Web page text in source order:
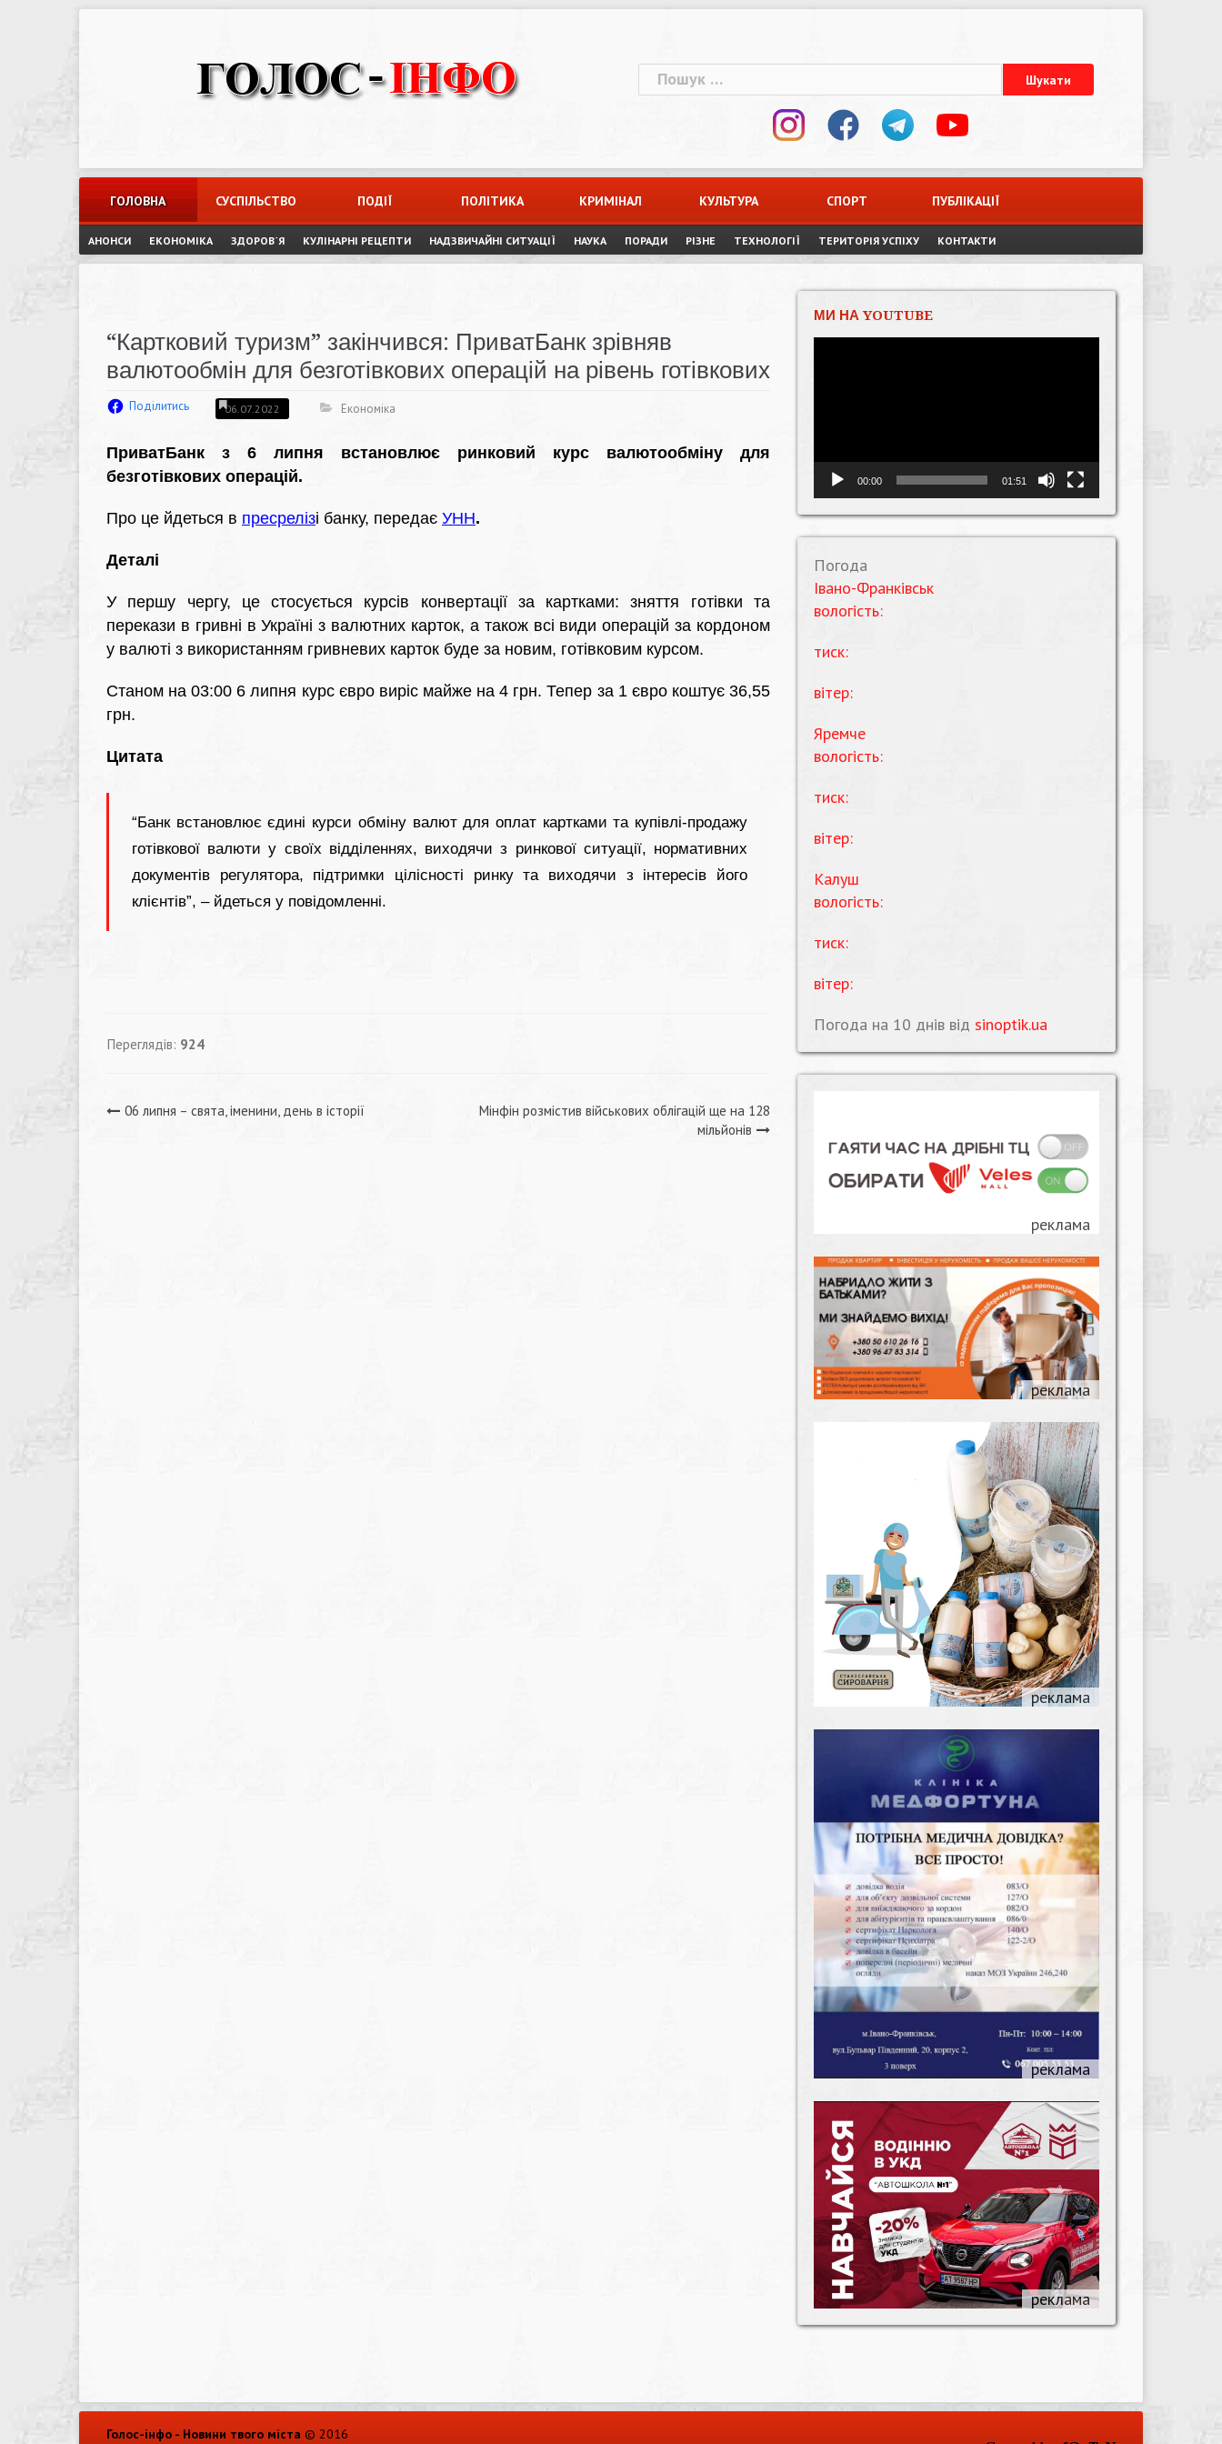
Пошук:
ГОЛОВНА СУСПІЛЬСТВО ПОДІЇ ПОЛІТИКА КРИМІНАЛ КУЛЬТУРА СПОРТ ПУБЛІКАЦІЇ
АНОНСИ ЕКОНОМІКА ЗДОРОВ`Я КУЛІНАРНІ РЕЦЕПТИ НАДЗВИЧАЙНІ СИТУАЦІЇ НАУКА ПОРАДИ РІЗНЕ ТЕХНОЛОГІЇ ТЕРИТОРІЯ УСПІХУ КОНТАКТИ
“Картковий туризм” закінчився: ПриватБанк зрівняв
валютообмін для безготівкових операцій на рівень готівкових
Поділитись 06.07.2022 Економіка
ПриватБанк з 6 липня встановлює ринковий курс валютообміну для
безготівкових операцій.
Про це йдеться в пресрелізі банку, передає УНН.
Деталі
У першу чергу, це стосується курсів конвертації за картками: зняття готівки та
перекази в гривні в Україні з валютних карток, а також всі види операцій за кордоном
у валюті з використанням гривневих карток буде за новим, готівковим курсом.
Станом на 03:00 6 липня курс євро виріс майже на 4 грн. Тепер за 1 євро коштує 36,55
грн.
Цитата
“Банк встановлює єдині курси обміну валют для оплат картками та купівлі-продажу
готівкової валюти у своїх відділеннях, виходячи з ринкової ситуації, нормативних
документів регулятора, підтримки цілісності ринку та виходячи з інтересів його
клієнтів”, – йдеться у повідомленні.
Переглядів: 924
Навігація
06 липня – свята, іменини, день в історії
Мінфін розмістив військових облігацій ще на 128
мільйонів
МИ НА YOUTUBE
00:00 01:51
Погода
Івано-Франківськ
вологість:
тиск:
вітер:
Яремче
вологість:
тиск:
вітер:
Калуш
вологість:
тиск:
вітер:
Погода на 10 днів від sinoptik.ua
Голос-інфо - Новини твого міста © 2016